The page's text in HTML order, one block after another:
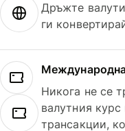
Дръжте
ги
Никога не се
валутния
трансакции,